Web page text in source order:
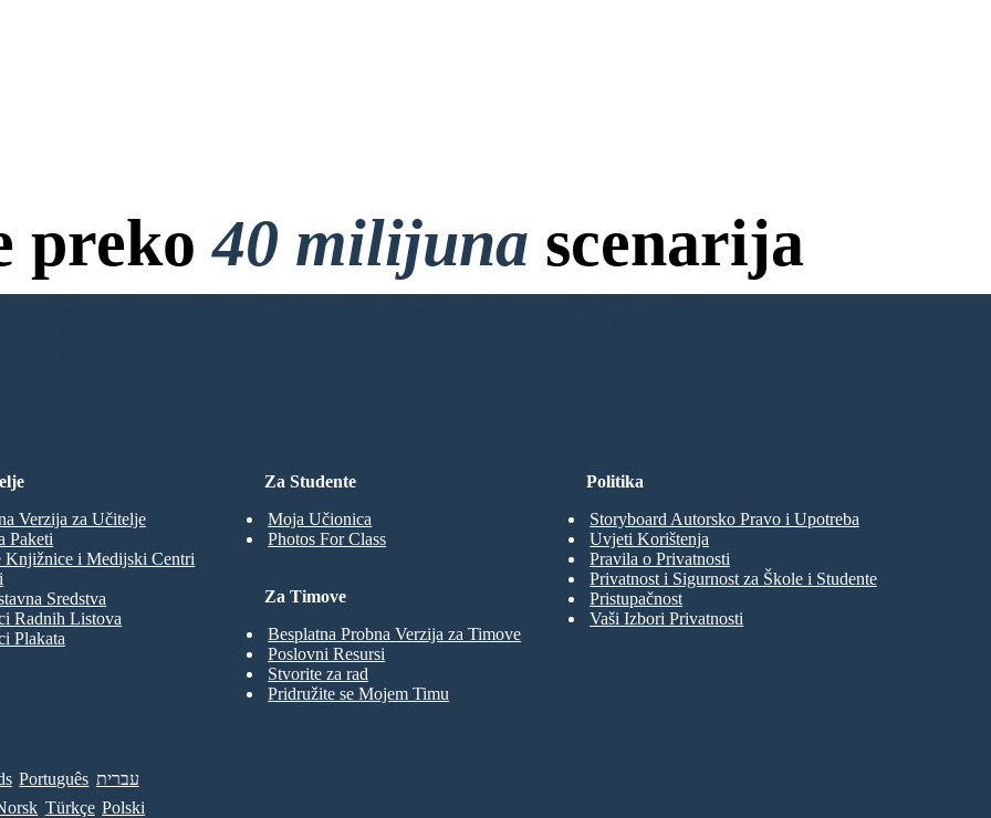
preko40 milijuna scenarija
bez Kreditne Kartice i bez Prijave!
Za Studente
Moja Učionica
Photos For Class
Verzija za Učitelje
Paketi
Knjižnice i Medijski Centri
Sredstva
Radnih Listova
Plakata
Za Timove
Besplatna Probna Verzija za Timove
Poslovni Resursi
Stvorite za rad
Pridružite se Mojem Timu
Politika
Storyboard Autorsko Pravo i Upotreba
Uvjeti Korištenja
Pravila o Privatnosti
Privatnost i Sigurnost za Škole i Studente
Pristupačnost
Vaši Izbori Privatnosti
Português עברית
Türkçe Polski